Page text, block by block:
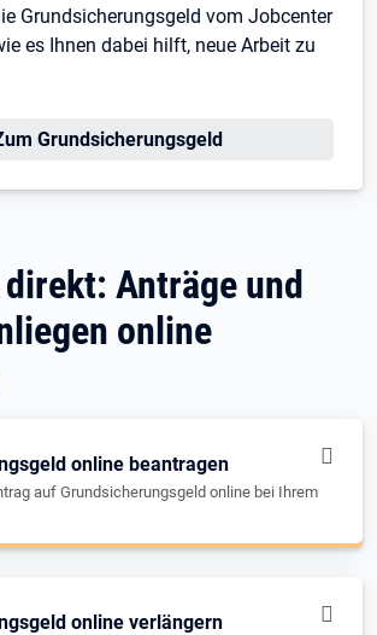
Grundsicherungsgeld vom Jobcenter
es Ihnen dabei hilft, neue Arbeit zu
Grundsicherungsgeld
Anträge und
online
online beantragen
auf Grundsicherungsgeld online bei Ihrem
online verlängern